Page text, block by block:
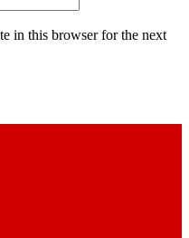
in this browser for the next